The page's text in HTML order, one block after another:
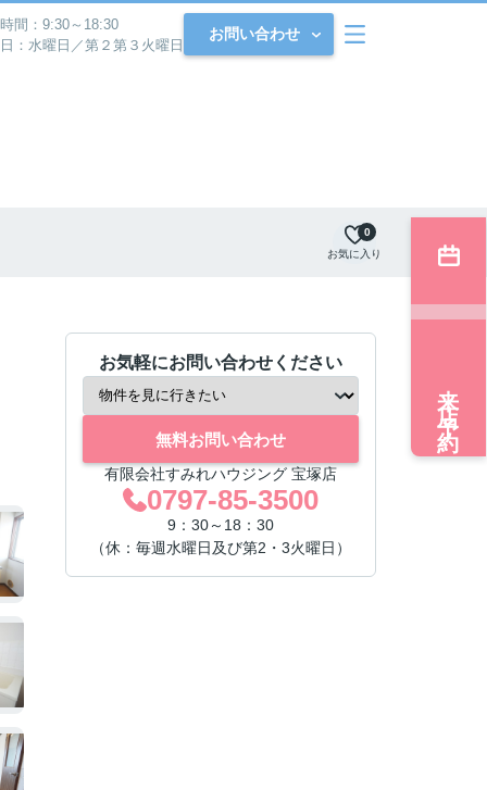
間：9:30～18:30
：水曜日／第２第３火曜日
お問い合わせ
お気に入り
0
お気軽にお問い合わせください
無料お問い合わせ
有限会社すみれハウジング 宝塚店
0797-85-3500
9：30～18：30
（休：毎週水曜日及び第2・3火曜日）
来店予約